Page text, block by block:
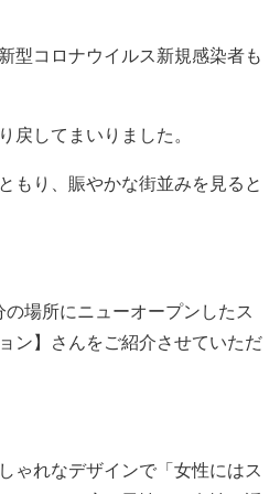
型コロナウイルス新規感染者も
戻してまいりました。
もり、賑やかな街並みを見ると
場所にニューオープンしたス
ン】さんをご紹介させていただ
ゃれなデザインで「女性にはス